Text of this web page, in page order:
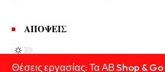
ΑΠΟΨΕΙΣ
Θέσεις εργασίας: Τα ΑΒ Shop &